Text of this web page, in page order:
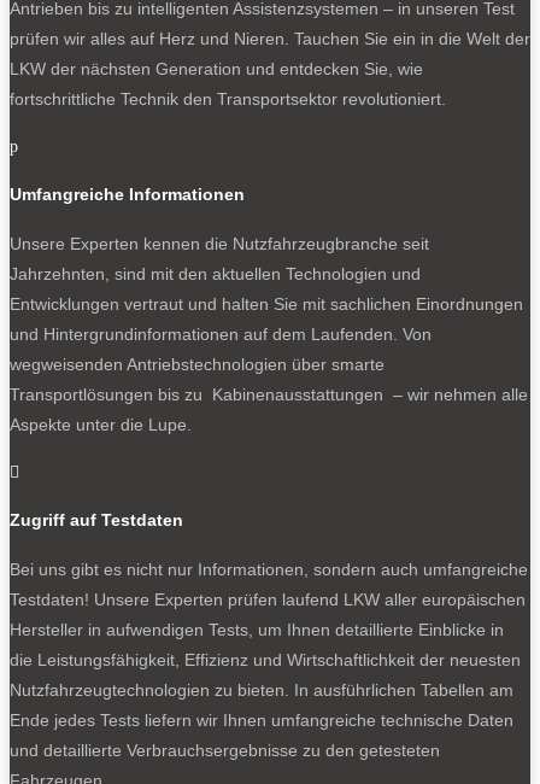
Antrieben bis zu intelligenten Assistenzsystemen – in unseren Test
prüfen wir alles auf Herz und Nieren. Tauchen Sie ein in die Welt der
LKW der nächsten Generation und entdecken Sie, wie
fortschrittliche Technik den Transportsektor revolutioniert.
p
Umfangreiche Informationen
Unsere Experten kennen die Nutzfahrzeugbranche seit
Jahrzehnten, sind mit den aktuellen Technologien und
Entwicklungen vertraut und halten Sie mit sachlichen Einordnungen
und Hintergrundinformationen auf dem Laufenden. Von
wegweisenden Antriebstechnologien über smarte
Transportlösungen bis zu Kabinenausstattungen – wir nehmen alle
Aspekte unter die Lupe.

Zugriff auf Testdaten
Bei uns gibt es nicht nur Informationen, sondern auch umfangreiche
Testdaten! Unsere Experten prüfen laufend LKW aller europäischen
Hersteller in aufwendigen Tests, um Ihnen detaillierte Einblicke in
die Leistungsfähigkeit, Effizienz und Wirtschaftlichkeit der neuesten
Nutzfahrzeugtechnologien zu bieten. In ausführlichen Tabellen am
Ende jedes Tests liefern wir Ihnen umfangreiche technische Daten
und detaillierte Verbrauchsergebnisse zu den getesteten